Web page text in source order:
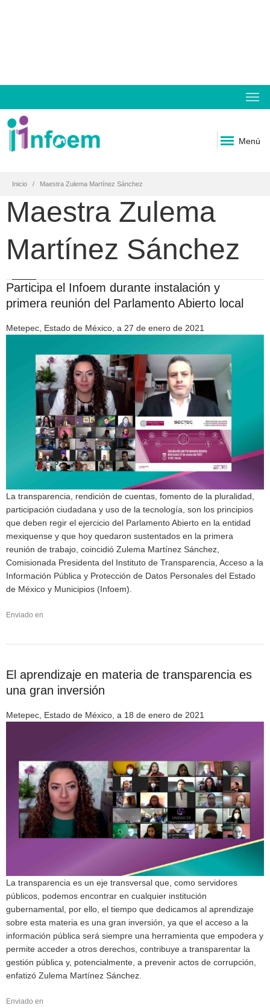
Menú
Inicio Maestra Zulema Martínez Sánchez
Maestra Zulema
Martínez Sánchez
Participa el Infoem durante instalación y
primera reunión del Parlamento Abierto local
Metepec, Estado de México, a 27 de enero de 2021
La transparencia, rendición de cuentas, fomento de la pluralidad,
participación ciudadana y uso de la tecnología, son los principios
que deben regir el ejercicio del Parlamento Abierto en la entidad
mexiquense y que hoy quedaron sustentados en la primera
reunión de trabajo, coincidió Zulema Martínez Sánchez,
Comisionada Presidenta del Instituto de Transparencia, Acceso a la
Información Pública y Protección de Datos Personales del Estado
de México y Municipios (Infoem).
Enviado en
El aprendizaje en materia de transparencia es
una gran inversión
Metepec, Estado de México, a 18 de enero de 2021
La transparencia es un eje transversal que, como servidores
públicos, podemos encontrar en cualquier institución
gubernamental, por ello, el tiempo que dedicamos al aprendizaje
sobre esta materia es una gran inversión, ya que el acceso a la
información pública será siempre una herramienta que empodera y
permite acceder a otros derechos, contribuye a transparentar la
gestión pública y, potencialmente, a prevenir actos de corrupción,
enfatizó Zulema Martínez Sánchez.
Enviado en